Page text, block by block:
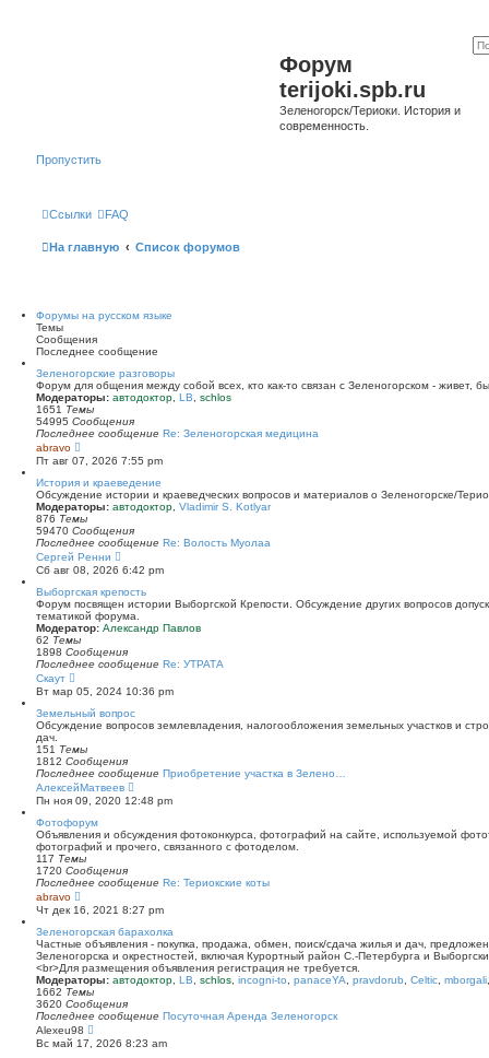
Форум
terijoki.spb.ru
Зеленогорск/Териоки. История и
современность.
Пропустить
Ссылки FAQ
На главную Список форумов
Форумы на русском языке
Темы
Сообщения
Последнее сообщение
Зеленогорские разговоры
Форум для общения между собой всех, кто как-то связан с Зеленогорском - живет,
Модераторы: автодоктор LB
schlos
1651 Темы
54995 Сообщения
Последнее сообщение Re: Зеленогорская медицина
abravo
е
р
е
й
т
и
к
п
о
с
л
е
д
н
е
м
у
с
б
е
н
ю
Пт авг 07, 2026 7:55 pm
История и краеведение
Обсуждение истории и краеведческих вопросов и материалов о Зеленогорске/
Модераторы: автодоктор Vladimir S. Kotlyar
876 Темы
59470 Сообщения
Последнее сообщение Re: Волость Муолаа
Сергей Ренни
е
р
е
й
т
и
п
о
л
е
д
н
е
у
с
о
б
е
н
и
Сб авг 08, 2026 6:42 pm
Выборгская крепость
Форум посвящен истории Выборгской Крепости. Обсуждение других вопросов
тематикой форума.
Модератор: Александр Павлов
62 Темы
1898 Сообщения
Последнее сообщение Re: УТРАТА
Скаут
е
р
е
й
т
и
к
п
о
с
л
е
д
н
е
м
у
с
о
о
щ
е
н
и
ю
Вт мар 05, 2024 10:36 pm
Земельный вопрос
Обсуждение вопросов землевладения, налогообложения земельных участков и
дач.
151 Темы
1812 Сообщения
Последнее сообщение Приобретение участка в Зелено…
АлексейМатвеев
е
р
й
т
п
с
л
е
д
н
е
м
у
о
щ
Пн ноя 09, 2020 12:48 pm
Фотофорум
Объявления и обсуждения фотоконкурса, фотографий на сайте, используемой
фотографий и прочего, связанного с фотоделом.
117 Темы
1720 Сообщения
Последнее сообщение Re: Териокские коты
abravo
е
р
е
й
т
и
к
п
о
с
л
е
д
Чт дек 16, 2021 8:27 pm
Зеленогорская барахолка
Частные объявления - покупка, продажа, обмен, поиск/сдача жилья и дач,
Зеленогорска и окрестностей, включая Курортный район С.-Петербурга и
<br>Для размещения объявления регистрация не требуется.
Модераторы: автодоктор LB schlos incogni-to panaceYA pravdorub Celtic mborgali
1662 Темы
3620 Сообщения
Последнее сообщение Посуточная Аренда Зеленогорск
Alexeu98
е
р
Вс май 17, 2026 8:23 am